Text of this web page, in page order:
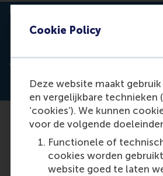
Cookie Policy
Deze website maakt
en vergelijkbare technieken
‘cookies’). We kunnen
voor de volgende
Functionele of
cookies worden
website goed te laten
Applicant Portal